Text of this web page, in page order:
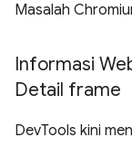
Masalah
Informasi
Detail frame
DevTools kini